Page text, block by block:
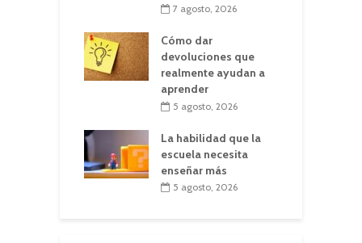
7 agosto, 2026
Cómo dar
devoluciones que
realmente ayudan a
aprender
5 agosto, 2026
La habilidad que la
escuela necesita
enseñar más
5 agosto, 2026